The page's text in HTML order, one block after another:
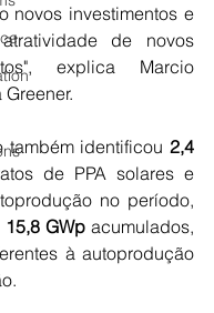
novos investimentos e
de novos
explica Marcio
Greener.
também identificou 2,4
de PPA solares e
no período,
15,8 GWp acumulados,
à autoprodução